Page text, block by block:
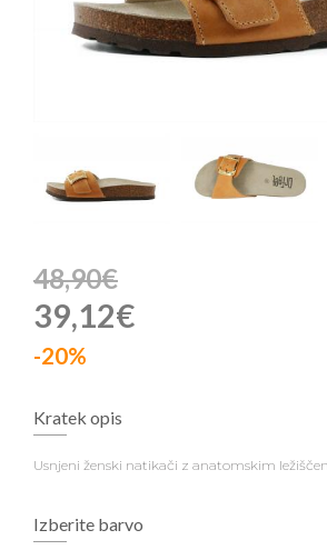
48,90€
39,12€
-20%
Kratek opis
Usnjeni ženski natikači z anatomskim
Izberite barvo